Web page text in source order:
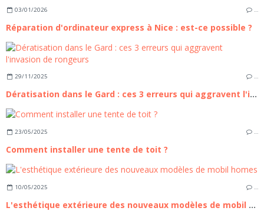
03/01/2026 …
Réparation d'ordinateur express à Nice : est-ce possible ?
29/11/2025 …
Dératisation dans le Gard : ces 3 erreurs qui aggravent l'invasion de rongeurs
23/05/2025 …
Comment installer une tente de toit ?
10/05/2025 …
L'esthétique extérieure des nouveaux modèles de mobil homes